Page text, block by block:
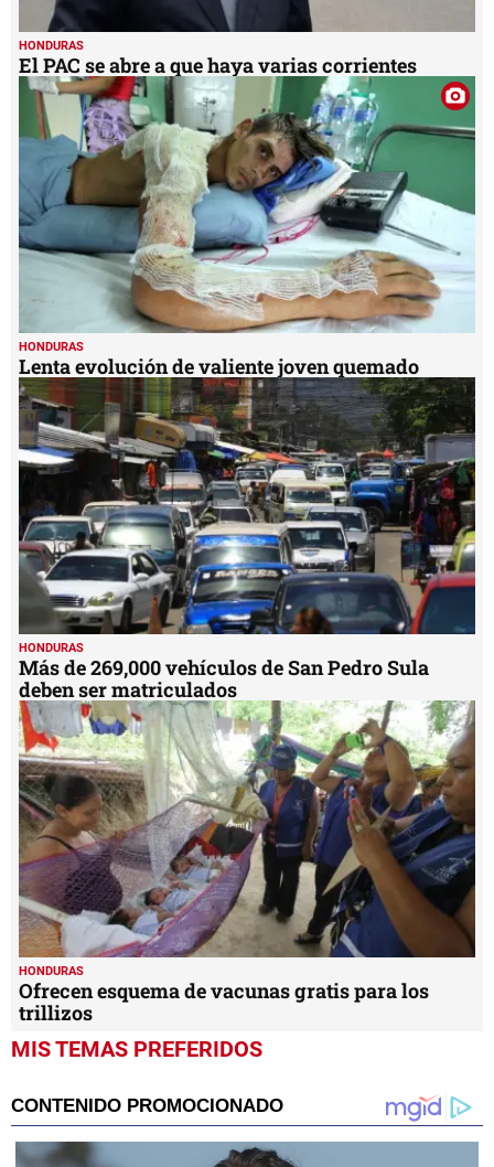
HONDURAS
El PAC se abre a que haya varias corrientes
HONDURAS
Lenta evolución de valiente joven quemado
HONDURAS
Más de 269,000 vehículos de San Pedro Sula
deben ser matriculados
HONDURAS
Ofrecen esquema de vacunas gratis para los
trillizos
MIS TEMAS PREFERIDOS